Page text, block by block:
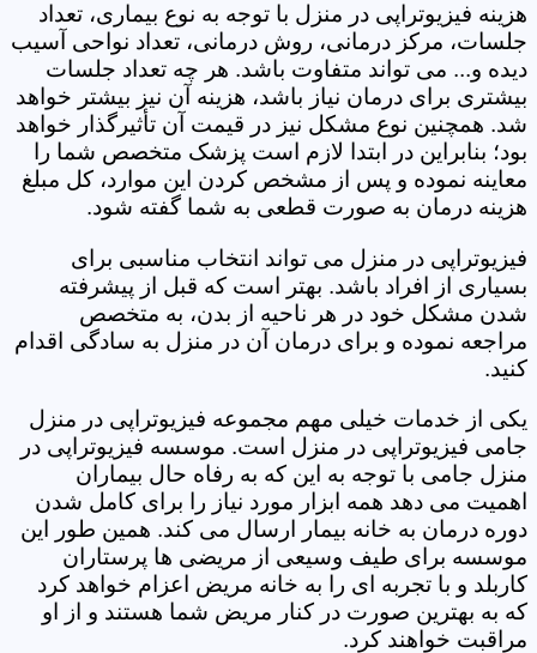
هزینه فیزیوتراپی در منزل با توجه به نوع بیماری، تعداد
جلسات، مرکز درمانی، روش درمانی، تعداد نواحی آسیب
دیده و... می تواند متفاوت باشد. هر چه تعداد جلسات
بیشتری برای درمان نیاز باشد، هزینه آن نیز بیشتر خواهد
شد. همچنین نوع مشکل نیز در قیمت آن تأثیرگذار خواهد
بود؛ بنابراین در ابتدا لازم است پزشک متخصص شما را
معاینه نموده و پس از مشخص کردن این موارد، کل مبلغ
هزینه درمان به صورت قطعی به شما گفته شود.
فیزیوتراپی در منزل می تواند انتخاب مناسبی برای
بسیاری از افراد باشد. بهتر است که قبل از پیشرفته
شدن مشکل خود در هر ناحیه از بدن، به متخصص
مراجعه نموده و برای درمان آن در منزل به سادگی اقدام
کنید.
یکی از خدمات خیلی مهم مجموعه فیزیوتراپی در منزل
جامی فیزیوتراپی در منزل است. موسسه فیزیوتراپی در
منزل جامی با توجه به این که به رفاه حال بیماران
اهمیت می دهد همه ابزار مورد نیاز را برای کامل شدن
دوره درمان به خانه بیمار ارسال می کند. همین طور این
موسسه برای طیف وسیعی از مریضی ها پرستاران
کاربلد و با تجربه ای را به خانه مریض اعزام خواهد کرد
که به بهترین صورت در کنار مریض شما هستند و از او
مراقبت خواهند کرد.